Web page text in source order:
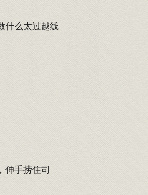
什么太过越线
伸手捞住司